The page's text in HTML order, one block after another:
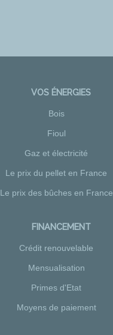
VOS ÉNERGIES
Bois
Fioul
Gaz et électricité
Le prix du pellet en France
Le prix des bûches en France
FINANCEMENT
Crédit renouvelable
Mensualisation
Primes d'Etat
Moyens de paiement